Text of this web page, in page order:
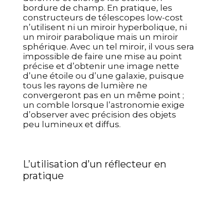
bordure de champ. En pratique, les
constructeurs de télescopes low-cost
n’utilisent ni un miroir hyperbolique, ni
un miroir parabolique mais un miroir
sphérique. Avec un tel miroir, il vous sera
impossible de faire une mise au point
précise et d’obtenir une image nette
d’une étoile ou d’une galaxie, puisque
tous les rayons de lumière ne
convergeront pas en un même point ;
un comble lorsque l’astronomie exige
d’observer avec précision des objets
peu lumineux et diffus.
L’utilisation d’un réflecteur en
pratique